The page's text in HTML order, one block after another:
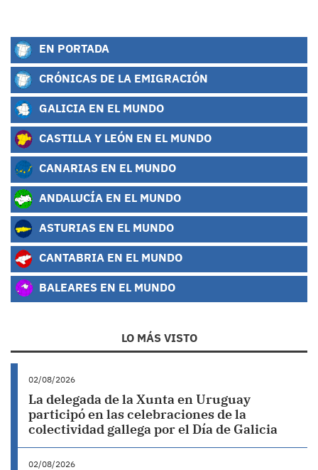
EN PORTADA
CRÓNICAS DE LA EMIGRACIÓN
GALICIA EN EL MUNDO
CASTILLA Y LEÓN EN EL MUNDO
CANARIAS EN EL MUNDO
ANDALUCÍA EN EL MUNDO
ASTURIAS EN EL MUNDO
CANTABRIA EN EL MUNDO
BALEARES EN EL MUNDO
LO MÁS VISTO
02/08/2026
La delegada de la Xunta en Uruguay
participó en las celebraciones de la
colectividad gallega por el Día de Galicia
02/08/2026